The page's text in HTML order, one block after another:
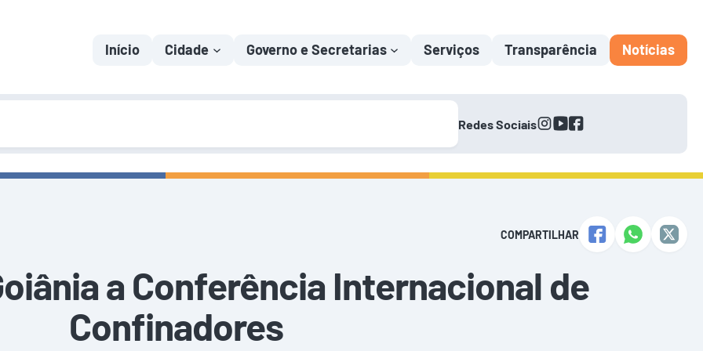
Início Cidade Governo e Secretarias Serviços Transparência Notícias
Redes Sociaisinstagram
youtube
facebook
COMPARTILHAR
a Conferência Internacional de
Confinadores